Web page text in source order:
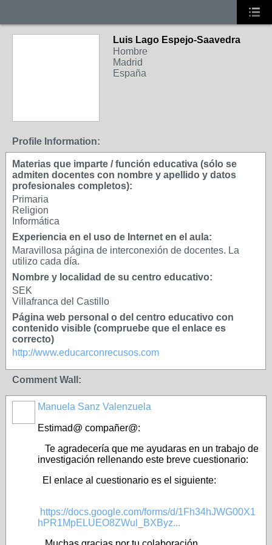
Luis Lago Espejo-Saavedra
Hombre
Madrid
España
Profile Information:
Materias que imparte / función educativa (sólo se
admiten docentes con nombre y apellido y datos
profesionales completos):
Primaria
Religion
Informática
Experiencia en el uso de Internet en el aula:
Maravillosa página de interconexión de docentes. La
utilizo cada día.
Nombre y localidad de su centro educativo:
SEK
Villafranca del Castillo
Página web personal o del centro educativo con
contenido visible (compruebe que el enlace es
correcto)
http://www.educarconrecusos.com
Comment Wall:
Manuela Sanz Valenzuela
Estimad@ compañer@:
Te agradecería que me ayudaras en un trabajo de
investigación rellenando este breve cuestionario:
El enlace al cuestionario es el siguiente:
https://docs.google.com/forms/d/1Fh34hJWG00X1
hPR1MpELUEO8ZWul_BXByz...